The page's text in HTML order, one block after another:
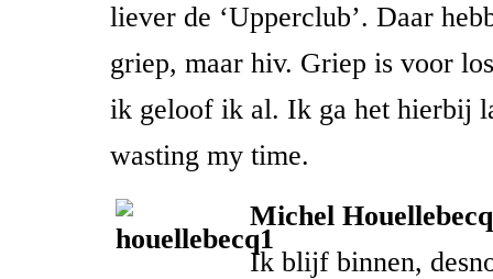
liever de ‘Upperclub’. Daar
griep, maar hiv. Griep is voor
ik geloof ik al. Ik ga het hierbij
wasting my time.
Michel Houellebe
Ik blijf binnen,